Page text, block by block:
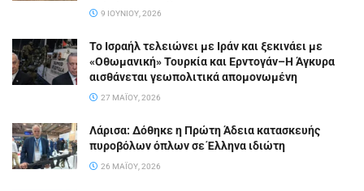
9 ΙΟΥΝΊΟΥ, 2026
Το Ισραήλ τελειώνει με Ιράν και ξεκινάει με
«Οθωμανική» Τουρκία και Ερντογάν–Η Άγκυρα
αισθάνεται γεωπολιτικά απομονωμένη
27 ΜΑΪ́ΟΥ, 2026
Λάρισα: Δόθηκε η Πρώτη Άδεια κατασκευής
πυροβόλων όπλων σε Έλληνα ιδιώτη
26 ΜΑΪ́ΟΥ, 2026